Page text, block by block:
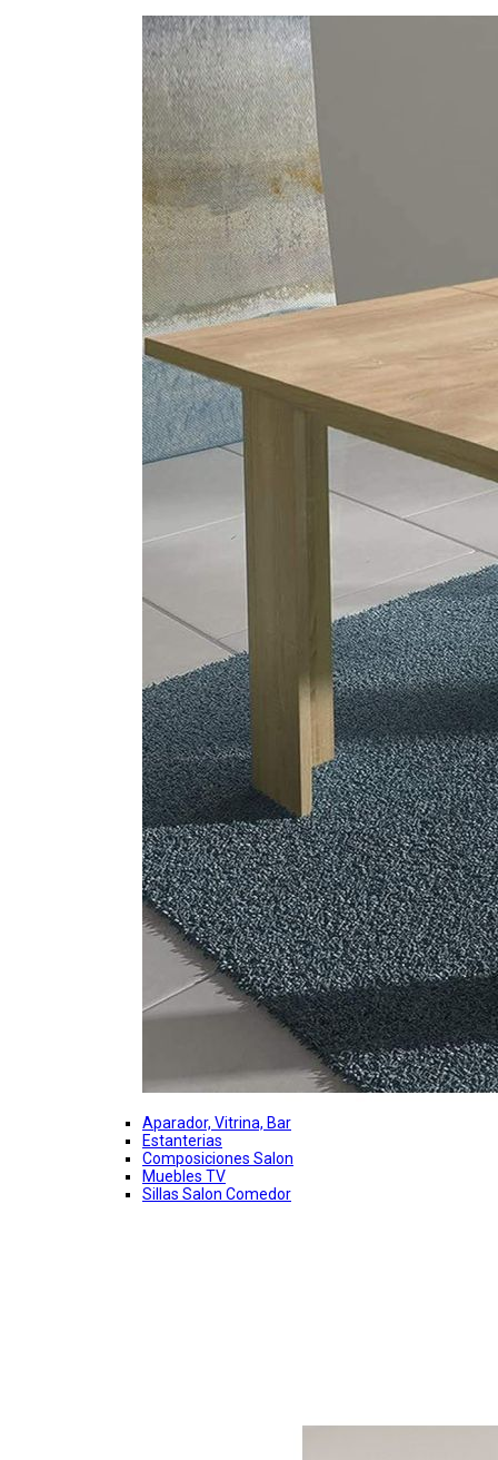
Aparador, Vitrina, Bar
Estanterias
Composiciones Salon
Muebles TV
Sillas Salon Comedor